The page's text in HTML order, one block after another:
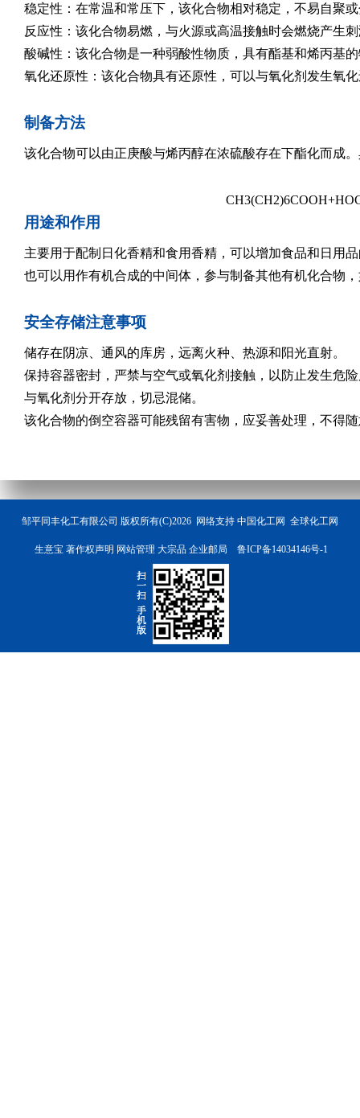
稳定性：在常温和常压下，该化合物相对稳定，不易自聚
反应性：该化合物易燃，与火源或高温接触时会燃烧产生
酸碱性：该化合物是一种弱酸性物质，具有酯基和烯丙基
氧化还原性：该化合物具有还原性，可以与氧化剂发生氧
制备方法
该化合物可以由正庚酸与烯丙醇在浓硫酸存在下酯化而成
CH3(CH2)6COOH+HO
用途和作用
主要用于配制日化香精和食用香精，可以增加食品和日用
也可以用作有机合成的中间体，参与制备其他有机化合物
安全存储注意事项
储存在阴凉、通风的库房，远离火种、热源和阳光直射。
保持容器密封，严禁与空气或氧化剂接触，以防止发生危
与氧化剂分开存放，切忌混储。
该化合物的倒空容器可能残留有害物，应妥善处理，不得
邹平同丰化工有限公司 版权所有(C)2026 网络支持 中国化工网 全球化工网
生意宝 著作权声明 网站管理 大宗品 企业邮局 鲁ICP备14034146号-1